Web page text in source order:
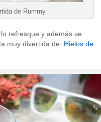
de Rummy
refresque y además se
muy divertida de Hielos de